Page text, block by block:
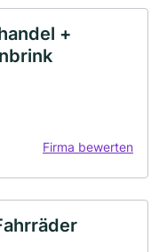
+
Firma bewerten